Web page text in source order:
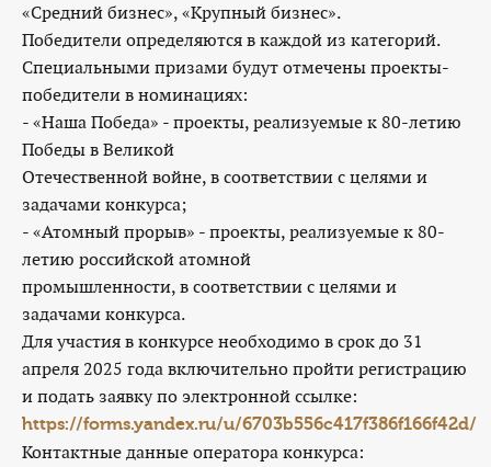
«Средний бизнес», «Крупный бизнес».
Победители определяются в каждой из категорий.
Специальными призами будут отмечены проекты-
победители в номинациях:
- «Наша Победа» - проекты, реализуемые к 80-летию
Победы в Великой
Отечественной войне, в соответствии с целями и
задачами конкурса;
- «Атомный прорыв» - проекты, реализуемые к 80-
летию российской атомной
промышленности, в соответствии с целями и
задачами конкурса.
Для участия в конкурсе необходимо в срок до 31
апреля 2025 года включительно пройти регистрацию
и подать заявку по электронной ссылке:
https://forms.yandex.ru/u/6703b556c417f386f166f42d/
Контактные данные оператора конкурса: